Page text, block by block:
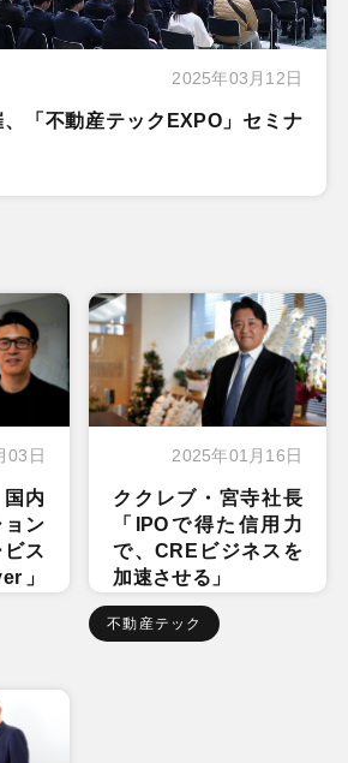
2025年03月12日
「不動産テックEXPO」セミナ
03日
内
ン
ス
」
2025年01月16日
ククレブ・宮寺社長
「IPOで得た信用力
で、CREビジネスを
加速させる」
不動産テック